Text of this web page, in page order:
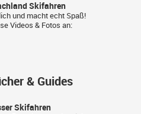
Skifahren
und macht echt Spaß!
Videos & Fotos an:
& Guides
Skifahren